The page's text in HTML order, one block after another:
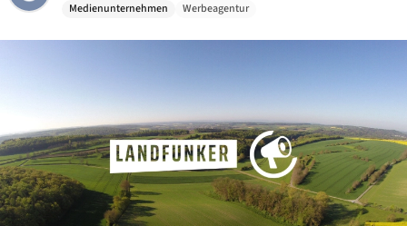
Medienunternehmen Werbeagentur